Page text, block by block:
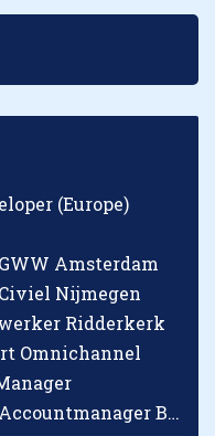
(Europe)
Amsterdam
Nijmegen
Ridderkerk
Omnichannel
Checkpoint Systems Key Accountmanager Benelux